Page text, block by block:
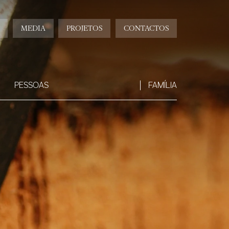
CONTACTOS
PROJETOS
MEDIA
PESSOAS FAMÍLIA